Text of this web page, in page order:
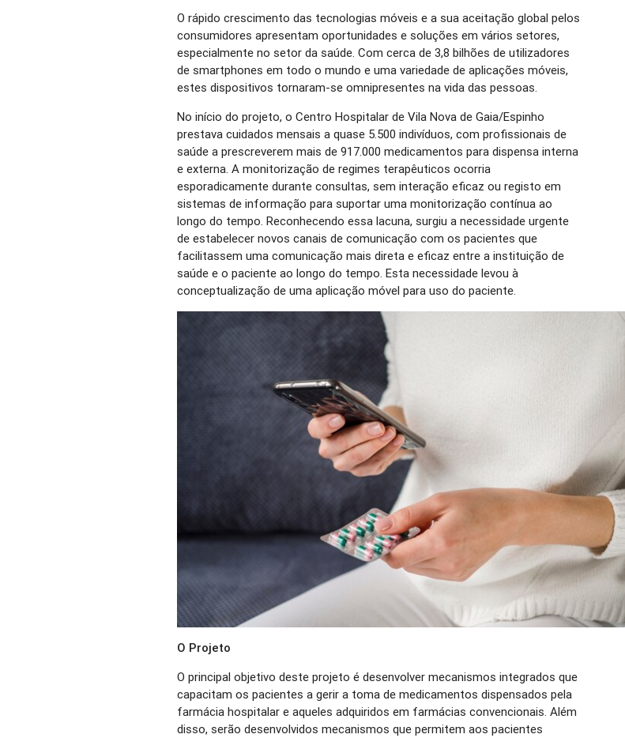
O rápido crescimento das tecnologias móveis e a sua aceitação global pelos
consumidores apresentam oportunidades e soluções em vários setores,
especialmente no setor da saúde. Com cerca de 3,8 bilhões de utilizadores
de smartphones em todo o mundo e uma variedade de aplicações móveis,
estes dispositivos tornaram-se omnipresentes na vida das pessoas.
No início do projeto, o Centro Hospitalar de Vila Nova de Gaia/Espinho
prestava cuidados mensais a quase 5.500 indivíduos, com profissionais de
saúde a prescreverem mais de 917.000 medicamentos para dispensa interna
e externa. A monitorização de regimes terapêuticos ocorria
esporadicamente durante consultas, sem interação eficaz ou registo em
sistemas de informação para suportar uma monitorização contínua ao
longo do tempo. Reconhecendo essa lacuna, surgiu a necessidade urgente
de estabelecer novos canais de comunicação com os pacientes que
facilitassem uma comunicação mais direta e eficaz entre a instituição de
saúde e o paciente ao longo do tempo. Esta necessidade levou à
conceptualização de uma aplicação móvel para uso do paciente.
O Projeto
O principal objetivo deste projeto é desenvolver mecanismos integrados que
capacitam os pacientes a gerir a toma de medicamentos dispensados pela
farmácia hospitalar e aqueles adquiridos em farmácias convencionais. Além
disso, serão desenvolvidos mecanismos que permitem aos pacientes